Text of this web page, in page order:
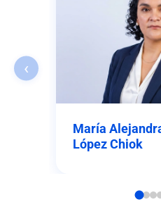
‹
María
López Chiok